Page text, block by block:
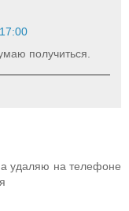
получиться.
удаляю на телефоне